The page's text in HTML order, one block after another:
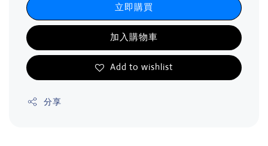
立即購買
加入購物車
Add to wishlist
分享